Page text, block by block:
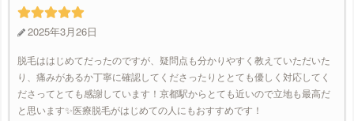
2025年3月26日
脱毛ははじめてだったのですが、疑問点も分かりやすく教えていただいた
り、痛みがあるか丁寧に確認してくださったりととても優しく対応してく
ださってとても感謝しています！京都駅からとても近いので立地も最高だ
と思います✨医療脱毛がはじめての人にもおすすめです！